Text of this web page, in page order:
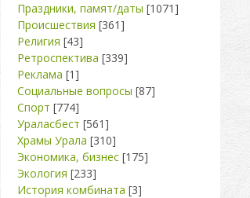
Праздники, памят/даты [1071]
Происшествия [361]
Религия [43]
Ретроспектива [339]
Реклама [1]
Социальные вопросы [87]
Спорт [774]
Ураласбест [561]
Храмы Урала [310]
Экономика, бизнес [175]
Экология [233]
История комбината [3]